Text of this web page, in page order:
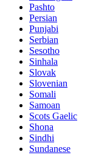
Pashto
Persian
Punjabi
Serbian
Sesotho
Sinhala
Slovak
Slovenian
Somali
Samoan
Scots Gaelic
Shona
Sindhi
Sundanese